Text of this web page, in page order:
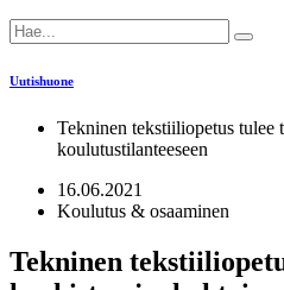
Uutishuone
Tekninen tekstiiliopetus tulee
koulutustilanteeseen
16.06.2021
Koulutus & osaaminen
Tekninen